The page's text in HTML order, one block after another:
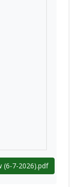
7-2026).pdf